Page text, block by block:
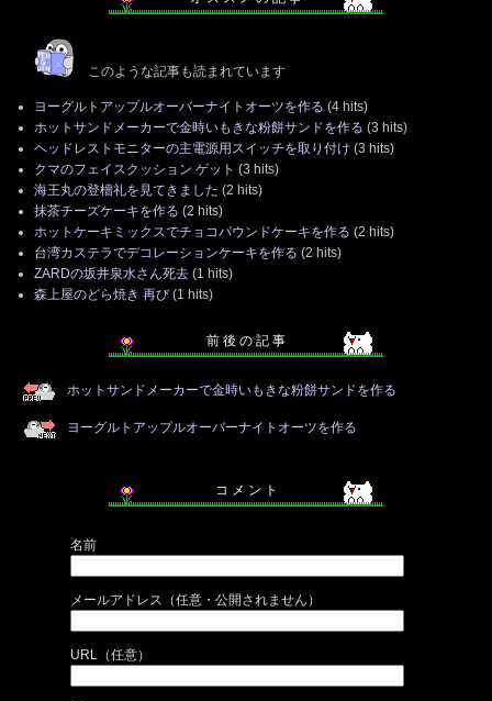
このような記事も読まれています
ヨーグルトアップルオーバーナイトオーツを作る (4 hits)
ホットサンドメーカーで金時いもきな粉餅サンドを作る (3 hits)
ヘッドレストモニターの主電源用スイッチを取り付け (3 hits)
クマのフェイスクッション ゲット (3 hits)
海王丸の登檣礼を見てきました (2 hits)
抹茶チーズケーキを作る (2 hits)
ホットケーキミックスでチョコパウンドケーキを作る (2 hits)
台湾カステラでデコレーションケーキを作る (2 hits)
ZARDの坂井泉水さん死去 (1 hits)
森上屋のどら焼き 再び (1 hits)
前 後 の 記 事
ホットサンドメーカーで金時いもきな粉餅サンドを作る
ヨーグルトアップルオーバーナイトオーツを作る
コ メ ン ト
名前
メールアドレス（任意・公開されません）
URL（任意）